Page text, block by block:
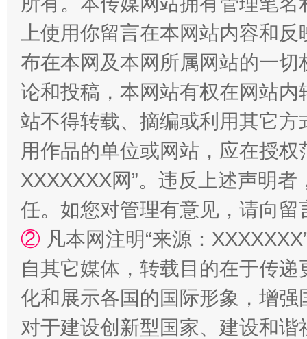
站台名比不上好声名
漫山遍野的桃花与雪山、麦地、白藏房 除
上使用你留言在本网站内容和
布在本网及本网所属网站的一
论和投稿，本网站有权在网站
站不得转载、摘编或利用其它
用作品的单位或网站，应在授
XXXXXXX网”。违反上述声明
任。如您对管理有意见，请向
② 凡本网注明“来源：
自其它媒体，转载目的在于传
化和展示各国的国际形象，增
对于建设创新型国家、建设和